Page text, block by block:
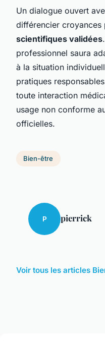
Un dialogue ouvert
différencier croyances
scientifiques validées
professionnel saura
à la situation
pratiques
toute interaction
usage non conforme
officielles.
Bien-être
P pierrick
Voir tous les articles